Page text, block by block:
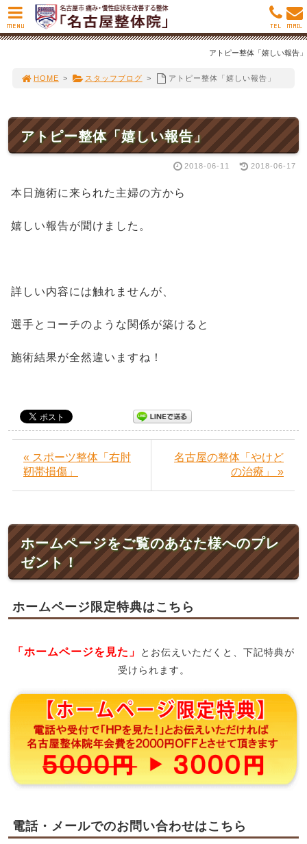
アトピー整体「嬉しい報告」
HOME > スタッフブログ > アトピー整体「嬉しい報告」
アトピー整体「嬉しい報告」
2018-06-11 2018-06-17
本日施術に来られた主婦の方から
嬉しい報告が聞けました。
詳しい内容には触れませんが、
選手とコーチのような関係が築けると
施術結果が全然違いますね！
« スポーツ整体「右肘
靭帯損傷」
名古屋の整体「やけど
の治療」 »
ホームページをご覧のあなた様へのプレ
ゼント！
ホームページ限定特典はこちら
「ホームページを見た」
とお伝えいただくと、下記特典が
受けられます。
電話・メールでのお問い合わせはこちら
MENU MAIL
TEL